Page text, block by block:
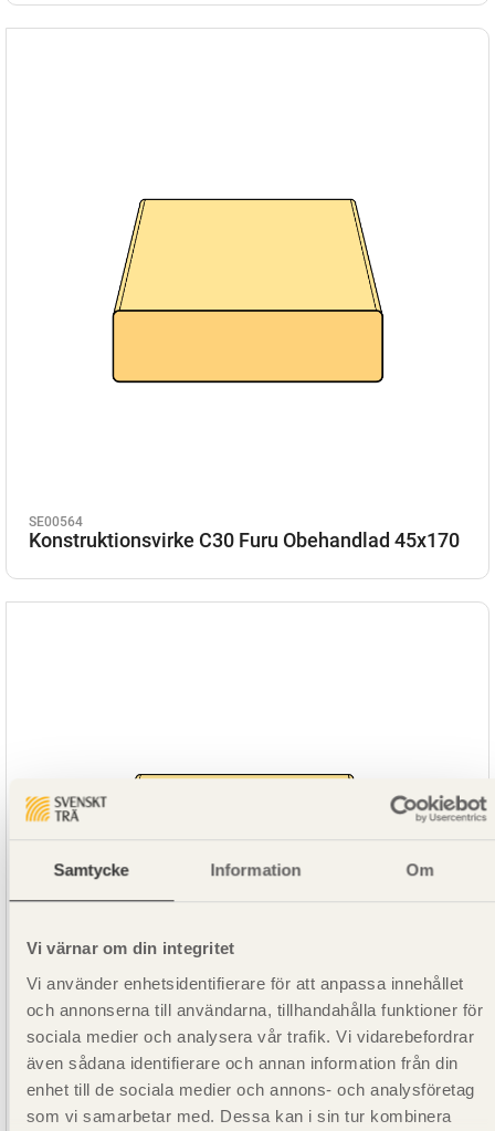
Samtycke Information Om
Vi värnar om din integritet
Vi använder enhetsidentifierare för att anpassa innehållet
och annonserna till användarna, tillhandahålla funktioner för
sociala medier och analysera vår trafik. Vi vidarebefordrar
även sådana identifierare och annan information från din
enhet till de sociala medier och annons- och analysföretag
som vi samarbetar med. Dessa kan i sin tur kombinera
SE00564
Konstruktionsvirke C30 Furu Obehandlad 45x170
SE00276
Konstruktionsvirke C30 Gran Obehandlad 45x170